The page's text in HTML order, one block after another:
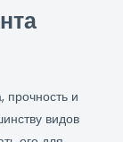
прочность и
видов